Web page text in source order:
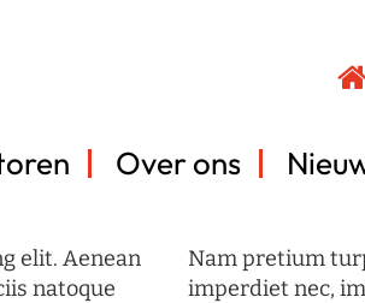
Over ons
elit. Aenean
natoque
Nam pretium
imperdiet nec,